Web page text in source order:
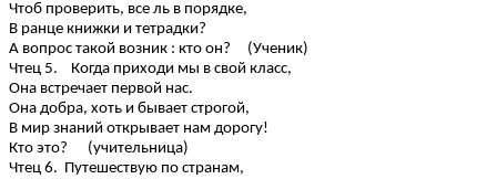
Чтоб проверить, все ль в порядке,
В ранце книжки и тетрадки?
А вопрос такой возник : кто он? (Ученик)
Чтец 5. Когда приходи мы в свой класс,
Она встречает первой нас.
Она добра, хоть и бывает строгой,
В мир знаний открывает нам дорогу!
Кто это? (учительница)
Чтец 6. Путешествую по странам,